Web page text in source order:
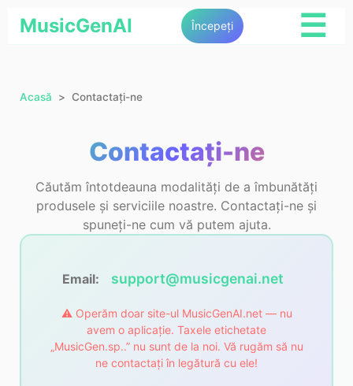
MusicGenAI Începeți ☰
Acasă Contactați-ne
Contactați-ne
Căutăm întotdeauna modalități de a îmbunătăți
produsele și serviciile noastre. Contactați-ne și
spuneți-ne cum vă putem ajuta.
Email: support@musicgenai.net
⚠️ Operăm doar site-ul MusicGenAI.net — nu
avem o aplicație. Taxele etichetate
„MusicGen.sp..” nu sunt de la noi. Vă rugăm să nu
ne contactați în legătură cu ele!